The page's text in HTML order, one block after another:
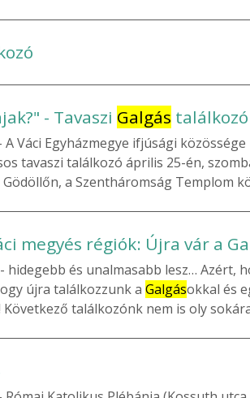
- Tavaszi Galgás találkozó
A Váci Egyházmegye ifjúsági
tavaszi találkozó április 25-én,
a Szentháromság Templom
megyés régiók: Újra vár a
hidegebb és unalmasabb lesz… Azért,
újra találkozzunk a Galgásokkal és
találkozónk nem is oly